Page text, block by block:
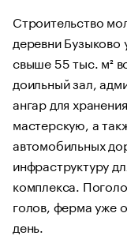
Строительство
деревни
свыше 55 тыс. м²
доильный зал,
ангар для
мастерскую, а
автомобильных
инфраструктуру
комплекса.
голов, ферма уже
день.